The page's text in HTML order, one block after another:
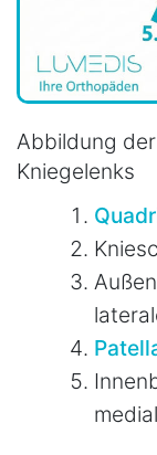
Abbildung
Kniegelenks